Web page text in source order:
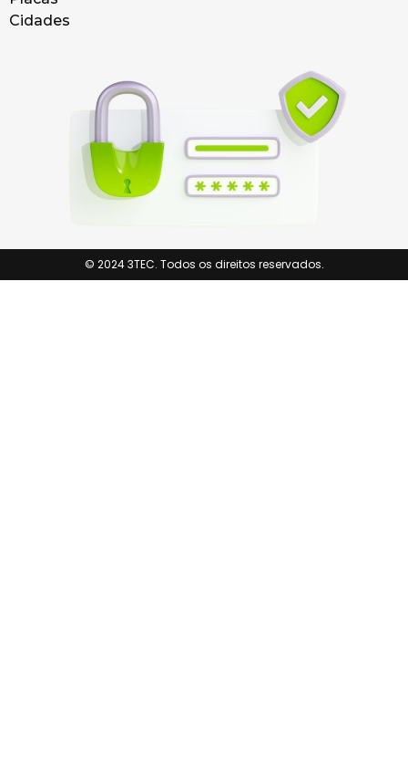
Cidades
© 2024 3TEC. Todos os direitos reservados.